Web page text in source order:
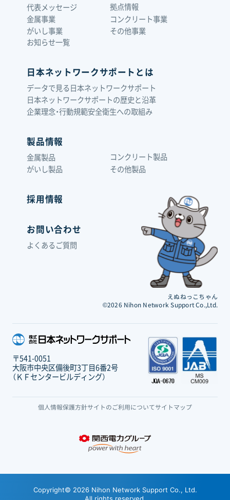
えぬねっこちゃん
©2026 Nihon Network Support Co.,Ltd.
代表メッセージ
拠点情報
金属事業
コンクリート事業
がいし事業
その他事業
お知らせ一覧
日本ネットワークサポートとは
データで見る日本ネットワークサポート
日本ネットワークサポートの歴史と沿革
企業理念・行動規範安全衛生への取組み
製品情報
金属製品
コンクリート製品
がいし製品
その他製品
採用情報
お問い合わせ
よくあるご質問
〒541-0051
大阪市中央区備後町3丁目6番2号
（ＫＦセンタービルディング）
個人情報保護方針サイトのご利用についてサイトマップ
Copyright© 2026 Nihon Network Support Co., Ltd.